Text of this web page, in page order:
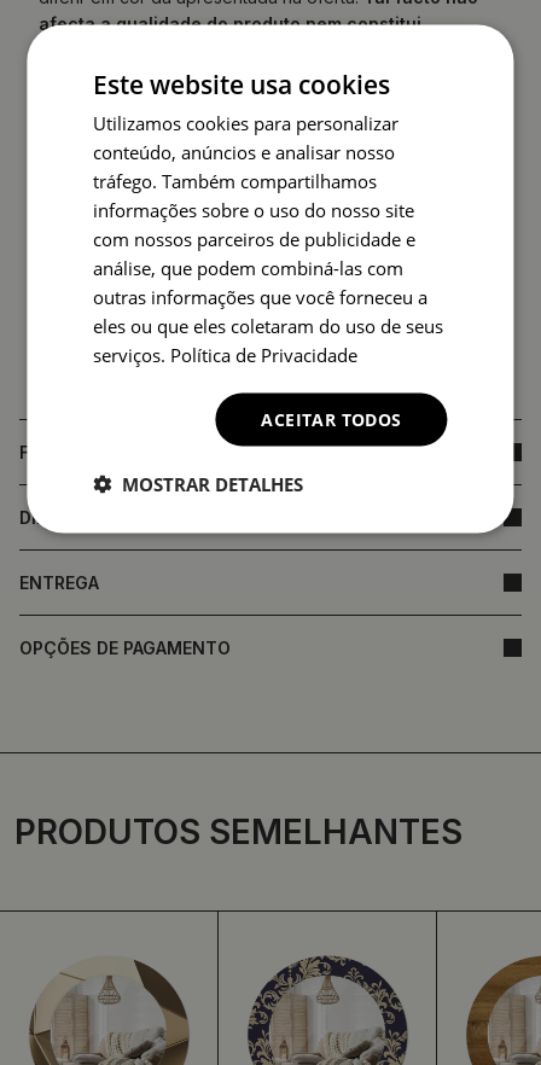
afecta a qualidade do produto nem constitui
FAQ
DIMENSÕES DO PRODUTO
ENTREGA
OPÇÕES DE PAGAMENTO
PRODUTOS SEMELHANTES
Este website usa cookies
Utilizamos cookies para personalizar
conteúdo, anúncios e analisar nosso
tráfego. Também compartilhamos
informações sobre o uso do nosso site
com nossos parceiros de publicidade e
análise, que podem combiná-las com
outras informações que você forneceu a
eles ou que eles coletaram do uso de seus
serviços. Política de Privacidade
ACEITAR TODOS
MOSTRAR DETALHES